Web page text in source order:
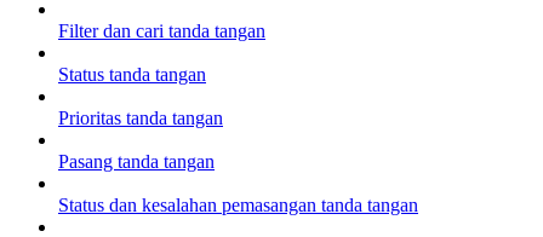
Filter dan cari tanda tangan
Status tanda tangan
Prioritas tanda tangan
Pasang tanda tangan
Status dan kesalahan pemasangan tanda tangan